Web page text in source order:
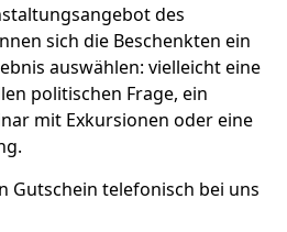
des
sich die Beschenkten ein
auswählen: vielleicht eine
politischen Frage, ein
mit Exkursionen oder eine
Gutschein telefonisch bei uns